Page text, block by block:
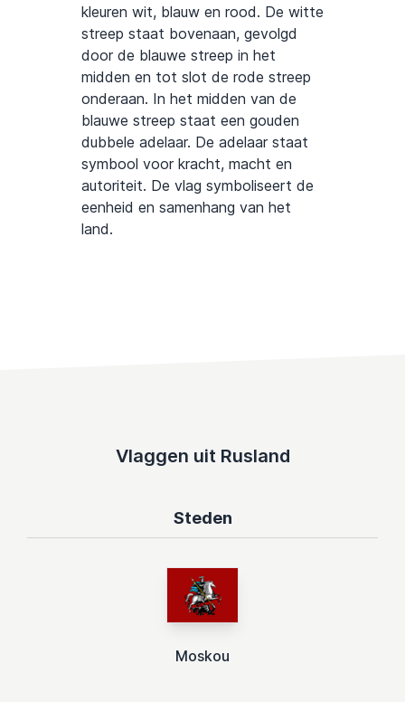
kleuren wit, blauw en rood. De witte
streep staat bovenaan, gevolgd
door de blauwe streep in het
midden en tot slot de rode streep
onderaan. In het midden van de
blauwe streep staat een gouden
dubbele adelaar. De adelaar staat
symbool voor kracht, macht en
autoriteit. De vlag symboliseert de
eenheid en samenhang van het
land.
Vlaggen uit Rusland
Steden
Moskou